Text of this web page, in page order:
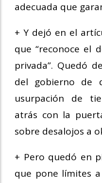
adecuada que
+ Y dejó en el
que “reconoce el
privada”. Quedó
del gobierno de
usurpación de
atrás con la
sobre desalojos a
+ Pero quedó en
que pone límites